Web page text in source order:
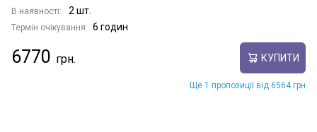
В наявності: 2 шт.
Термін очікування: 6 годин
6770 КУПИТИ
Ще 1 пропозиції від 6564 грн